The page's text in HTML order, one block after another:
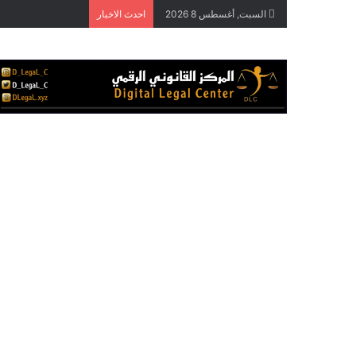
السبت, أغسطس 8 2026 احدث الاخبار